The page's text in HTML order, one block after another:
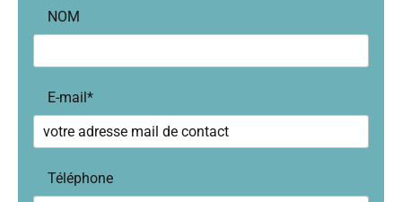
NOM
E-mail*
Téléphone